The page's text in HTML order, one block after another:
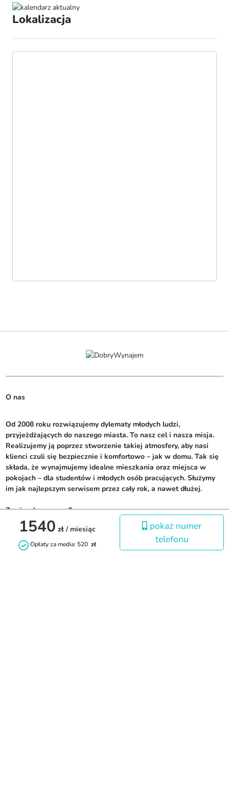
Lokalizacja
1540 zł / miesiąc
Opłaty za media: 520 zł
pokaż numer
telefonu
O nas
Od 2008 roku rozwiązujemy dylematy młodych ludzi,
przyjeżdżających do naszego miasta. To nasz cel i nasza misja.
Realizujemy ją poprzez stworzenie takiej atmosfery, aby nasi
klienci czuli się bezpiecznie i komfortowo – jak w domu. Tak się
składa, że wynajmujemy idealne mieszkania oraz miejsca w
pokojach – dla studentów i młodych osób pracujących. Służymy
im jak najlepszym serwisem przez cały rok, a nawet dłużej.
Zamieszkasz u nas?
Nie jesteśmy biurem pośrednictwa – wszystkie nasze mieszkania
wynajmujemy bezpośrednio, opiekując się nimi przez cały czas
trwania najmu. Zależy nam na budowaniu wzajemnego zaufania i